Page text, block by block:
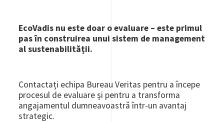
EcoVadis nu este doar o evaluare – este primul
pas în construirea unui sistem de management
al sustenabilității.
Contactați echipa Bureau Veritas pentru a începe
procesul de evaluare și pentru a transforma
angajamentul dumneavoastră într-un avantaj
strategic.